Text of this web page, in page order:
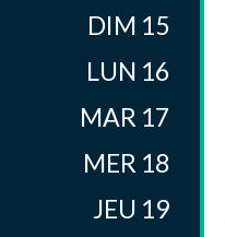
DIM 15
LUN 16
MAR 17
MER 18
JEU 19